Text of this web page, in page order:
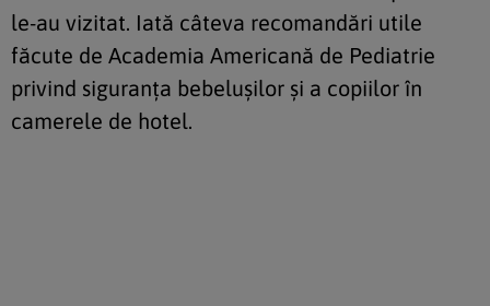
le-au vizitat. Iată câteva recomandări utile
făcute de Academia Americană de Pediatrie
privind siguranța bebelușilor și a copiilor în
camerele de hotel.